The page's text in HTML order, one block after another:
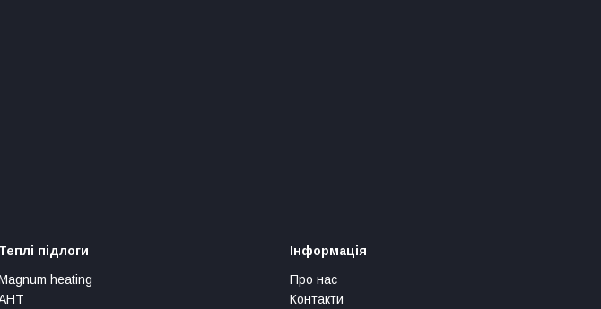
Теплі підлоги
heating
Інформація
Про нас
Контакти